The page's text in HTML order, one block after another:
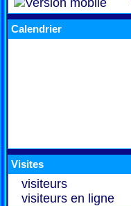
Calendrier
Visites
visiteurs
visiteurs en ligne